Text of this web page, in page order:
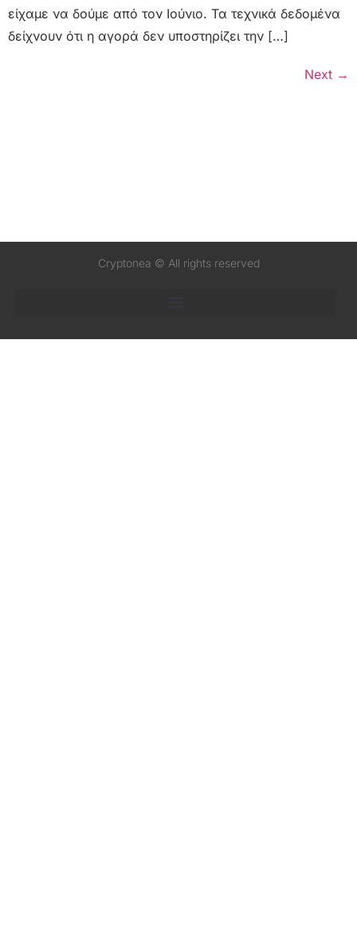
είχαμε να δούμε από τον Ιούνιο. Τα τεχνικά δεδομένα
δείχνουν ότι η αγορά δεν υποστηρίζει την […]
Next →
Cryptonea © All rights reserved